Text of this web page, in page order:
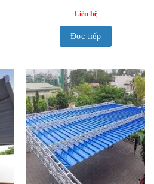
Liên hệ
Đọc tiếp